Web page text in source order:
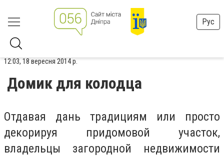
Рус
12:03, 18 вересня 2014 р.
Домик для колодца
Отдавая дань традициям или просто
декорируя придомовой участок,
владельцы загородной недвижимости